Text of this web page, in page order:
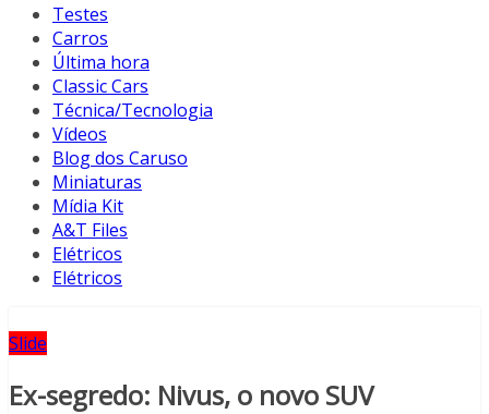
Testes
Carros
Última hora
Classic Cars
Técnica/Tecnologia
Vídeos
Blog dos Caruso
Miniaturas
Mídia Kit
A&T Files
Elétricos
Elétricos
Slide
Ex-segredo: Nivus, o novo SUV